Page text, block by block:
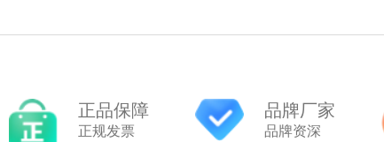
正品保障
正规发票
品牌厂家
品牌资深